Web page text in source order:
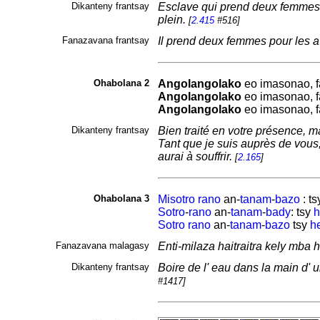
Dikanteny frantsay
Esclave qui prend deux
plein. [2.415#516]
Fanazavana frantsay
Il prend deux femmes pour les
Ohabolana 2 Angolangolakoeo imasonao,
Angolangolakoeo imasonao,
Angolangolakoeo imasonao,
Dikanteny frantsay
Bien traité en votre présence,
Tant que je suis auprès de
aurai à souffrir. [2.165]
Ohabolana 3 Misotro ranoan-tanam-bazo:
Sotro-ranoan-tanam-bady: tsy
Sotro ranoan-tanam-bazotsy
Fanazavana malagasy Enti-milaza haitraitra kely mba
Dikanteny frantsay Boire de l' eau dans la main d'
#1417]